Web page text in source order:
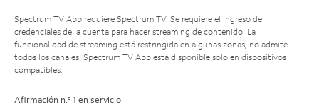
Spectrum TV App requiere Spectrum TV. Se requiere el ingreso de
credenciales de la cuenta para hacer streaming de contenido. La
funcionalidad de streaming está restringida en algunas zonas; no admite
todos los canales. Spectrum TV App está disponible solo en dispositivos
compatibles.
Afirmación n.º 1 en servicio